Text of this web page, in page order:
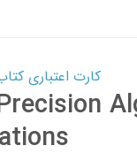
کارت اعتباری کتاب دانلود با 10,000,000